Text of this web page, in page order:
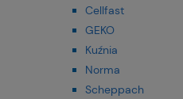
Cellfast
GEKO
Kuźnia
Norma
Scheppach